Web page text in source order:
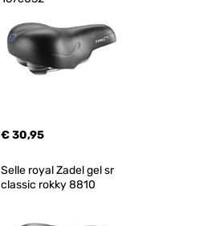
€ 30,95
Selle royal Zadel gel sr
classic rokky 8810